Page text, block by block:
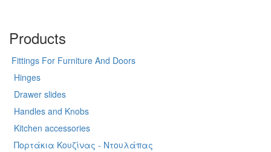
Products
Fittings For Furniture And Doors
Hinges
Drawer slides
Handles and Knobs
Kitchen accessories
Πορτάκια Κουζίνας - Ντουλάπας